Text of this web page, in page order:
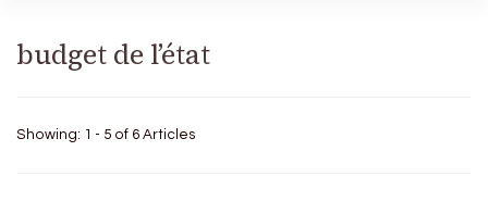
budget de l’état
Showing: 1 - 5 of 6 Articles